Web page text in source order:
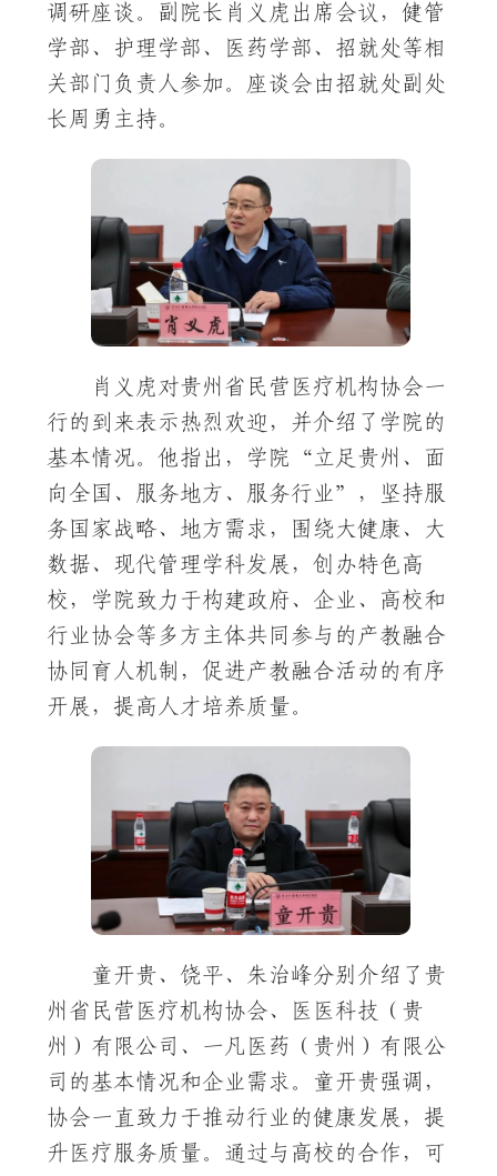
调研座谈。副院长肖义虎出席会议，健管
学部、护理学部、医药学部、招就处等相
关部门负责人参加。座谈会由招就处副处
长周勇主持。
肖义虎对贵州省民营医疗机构协会一
行的到来表示热烈欢迎，并介绍了学院的
基本情况。他指出，学院“立足贵州、面
向全国、服务地方、服务行业”，坚持服
务国家战略、地方需求，围绕大健康、大
数据、现代管理学科发展，创办特色高
校，学院致力于构建政府、企业、高校和
行业协会等多方主体共同参与的产教融合
协同育人机制，促进产教融合活动的有序
开展，提高人才培养质量。
童开贵、饶平、朱治峰分别介绍了贵
州省民营医疗机构协会、医医科技（贵
州）有限公司、一凡医药（贵州）有限公
司的基本情况和企业需求。童开贵强调，
协会一直致力于推动行业的健康发展，提
升医疗服务质量。通过与高校的合作，可